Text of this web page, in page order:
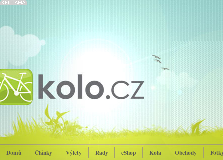
Domů Články Výlety Rady eShop Kola Obchody